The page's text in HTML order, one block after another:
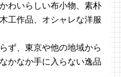
わいらしい布小物、素朴
工作品、オシャレな洋服
ず、東京や他の地域から
かなか手に入らない逸品